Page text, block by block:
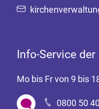
Info-Service der
Mo bis Fr von 9 bis
0800 50